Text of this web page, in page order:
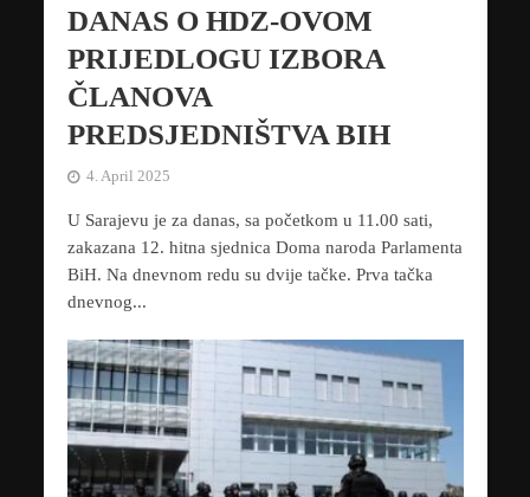
DANAS O HDZ-OVOM
PRIJEDLOGU IZBORA
ČLANOVA
PREDSJEDNIŠTVA BIH
4. April 2025
U Sarajevu je za danas, sa početkom u 11.00 sati,
zakazana 12. hitna sjednica Doma naroda Parlamenta
BiH. Na dnevnom redu su dvije tačke. Prva tačka
dnevnog...